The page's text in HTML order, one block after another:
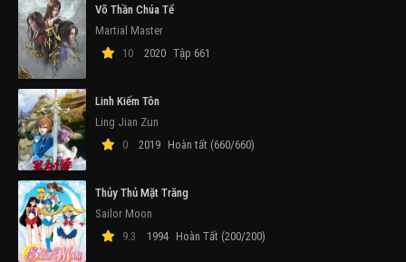
Võ Thần Chúa Tể
Martial Master
10
2020 Tập 661
Linh Kiếm Tôn
Ling Jian Zun
0
2019 Hoàn tất (660/660)
Thủy Thủ Mặt Trăng
Sailor Moon
9.3
1994 Hoàn Tất (200/200)